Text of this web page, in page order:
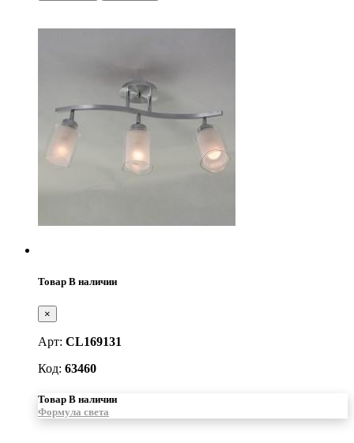
Товар В наличии
×
Арт: CL169131
Код: 63460
Товар В наличии
Формула света